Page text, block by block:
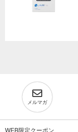
メルマガ
WEB限定クーポン